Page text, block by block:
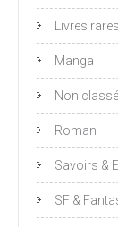
Livres rares
Manga
Non classé
Roman
Savoirs &
SF &